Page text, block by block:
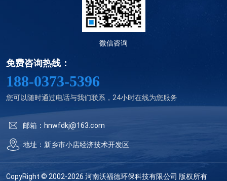
微信咨询
免费咨询热线：
188-0373-5396
您可以随时通过电话与我们联系，24小时在线为您服务
邮箱：hnwfdkj@163.com
地址：新乡市小店经济技术开发区
CopyRight © 2002-2026 河南沃福德环保科技有限公司 版权所有